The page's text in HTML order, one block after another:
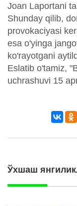
Joan Laportani
Shunday qilib,
provokaciyasi
esa o'yinga
ko'rayotgani
Eslatib o'tamiz,
uchrashuvi 15
Ўхшаш